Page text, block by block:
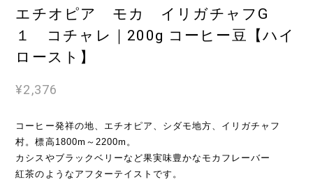
エチオピア モカ イリガチャフG
１ コチャレ｜200g コーヒー豆【ハイ
ロースト】
¥2,376
コーヒー発祥の地、エチオピア、シダモ地方、イリガチャフ
村。標高1800m～2200m。
カシスやブラックベリーなど果実味豊かなモカフレーバー
紅茶のようなアフターテイストです。